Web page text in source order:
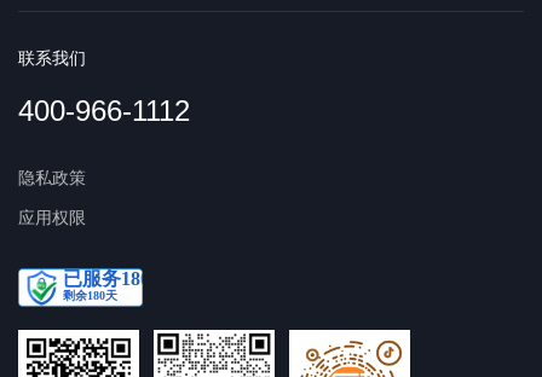
联系我们
400-966-1112
隐私政策
应用权限